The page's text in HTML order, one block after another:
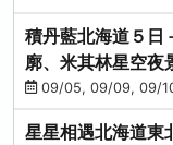
積丹藍北海道５日
廓、米其林星空夜
幻燈遊步道、璀璨
09/05, 09/09, 09/
星星相遇北海道東